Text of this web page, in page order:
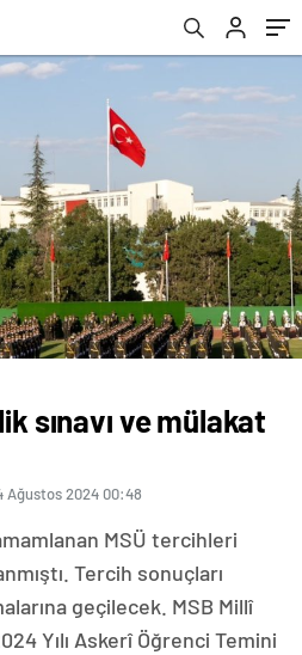
sınavı ve mülakat
Ağustos 2024 00:48
MSÜ tercihleri
Tercih sonuçları
geçilecek. MSB Millî
Yılı Askerî Öğrenci Temini